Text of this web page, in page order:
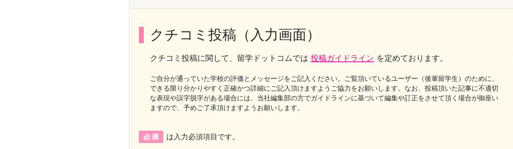
クチコミ投稿（入力画面）
クチコミ投稿に関して、留学ドットコムでは 投稿ガイドライン を定めております。
ご自分が通っていた学校の評価とメッセージをご記入ください。ご覧頂いているユーザー（後輩留学生）のために、
できる限り分かりやすく正確かつ詳細にご記入頂けますようご協力をお願いします。なお、投稿頂いた記事に不適切
な表現や誤字脱字がある場合には、当社編集部の方でガイドラインに基づいて編集や訂正をさせて頂く場合が御座い
ますので、予めご了承頂けますようお願いします。
は入力必須項目です。